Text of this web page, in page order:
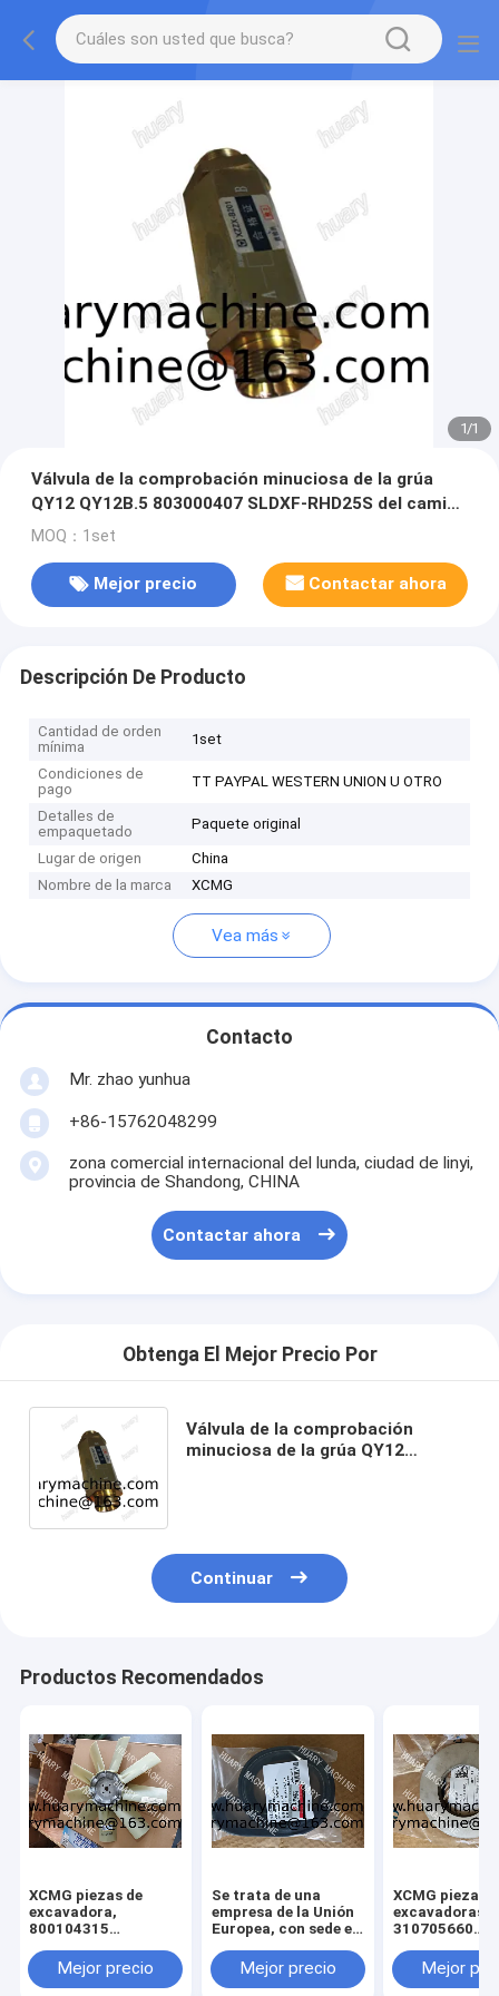
1/1
Válvula de la comprobación minuciosa de la grúa
QY12 QY12B.5 803000407 SLDXF-RHD25S del camión
de XCMG
MOQ：1set
Mejor precio Contactar ahora
Descripción De Producto
Cantidad de orden
mínima
1set
Condiciones de
pago
TT PAYPAL WESTERN UNION U OTRO
Detalles de
empaquetado
Paquete original
Lugar de origen
China
Nombre de la marca
XCMG
Vea más
Contacto
Mr. zhao yunhua
+86-15762048299
zona comercial internacional del lunda, ciudad de linyi,
provincia de Shandong, CHINA
Contactar ahora
Obtenga El Mejor Precio Por
Válvula de la comprobación
minuciosa de la grúa QY12
Continuar
Productos Recomendados
XCMG piezas de
excavadora,
800104315
xcmg xe 130 xe 150
Mejor precio
Se trata de una
empresa de la Unión
Europea, con sede en
Mejor precio
XCMG piezas
excavadoras,
310705660
3299000666
329900710
Mejor